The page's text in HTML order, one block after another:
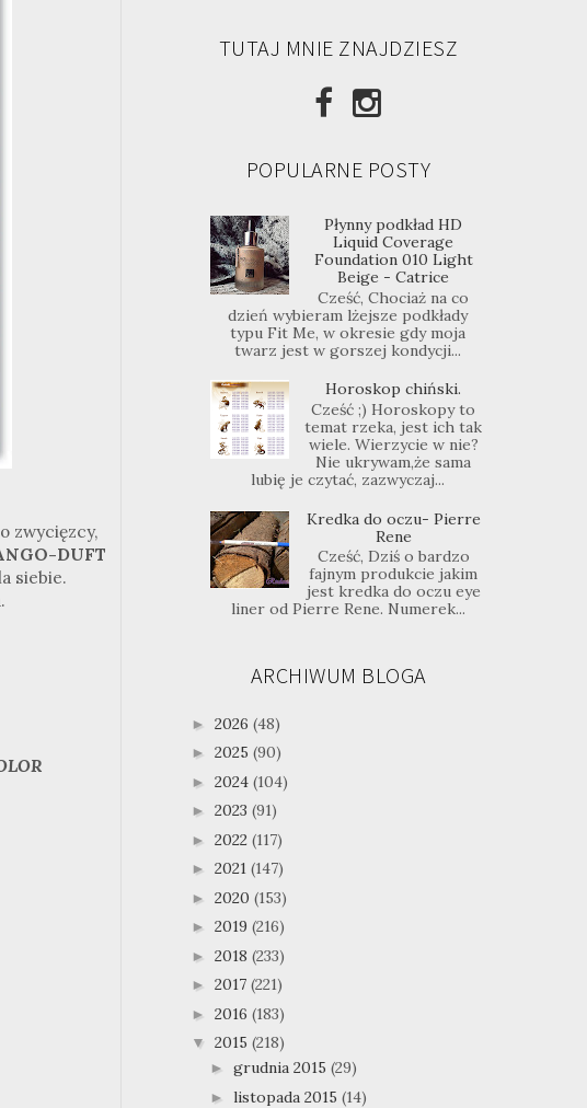
zwycięzcy,
DUFT
siebie.
TUTAJ MNIE ZNAJDZIESZ
POPULARNE POSTY
Płynny podkład HD
Liquid Coverage
Foundation 010 Light
Beige - Catrice
Cześć, Chociaż na co
dzień wybieram lżejsze podkłady
typu Fit Me, w okresie gdy moja
twarz jest w gorszej kondycji...
Horoskop chiński.
Cześć ;) Horoskopy to
temat rzeka, jest ich tak
wiele. Wierzycie w nie?
Nie ukrywam,że sama
lubię je czytać, zazwyczaj...
Kredka do oczu- Pierre
Rene
Cześć, Dziś o bardzo
fajnym produkcie jakim
jest kredka do oczu eye
liner od Pierre Rene. Numerek...
ARCHIWUM BLOGA
► 2026 (48)
► 2025 (90)
► 2024 (104)
► 2023 (91)
► 2022 (117)
► 2021 (147)
► 2020 (153)
► 2019 (216)
► 2018 (233)
► 2017 (221)
► 2016 (183)
▼ 2015 (218)
► grudnia 2015 (29)
► listopada 2015 (14)